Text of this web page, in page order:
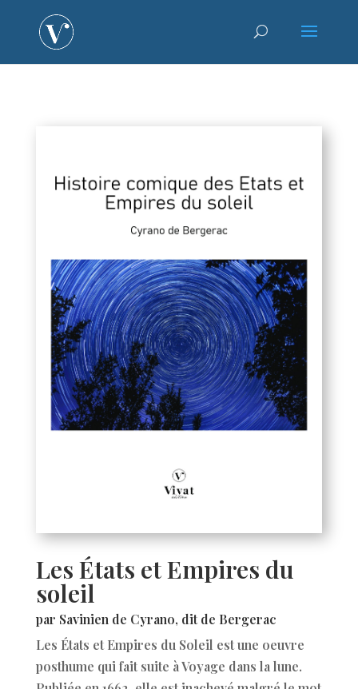
Les États et Empires du
soleil
par Savinien de Cyrano, dit de Bergerac
Les États et Empires du Soleil est une oeuvre
posthume qui fait suite à Voyage dans la lune.